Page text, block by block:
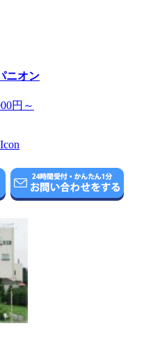
ニオン
円～